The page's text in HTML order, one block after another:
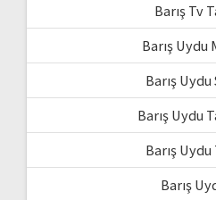
Barış Tv
Barış Uydu
Barış Uydu
Barış Uydu
Barış
Barış